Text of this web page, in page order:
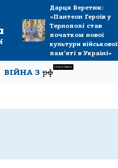
Дарця Веретюк:
«Пантеон Героїв у
Тернополі став
початком нової
культури військової
пам’яті в Україні»
ВІЙНА Зрф
СПЕЦТЕМА